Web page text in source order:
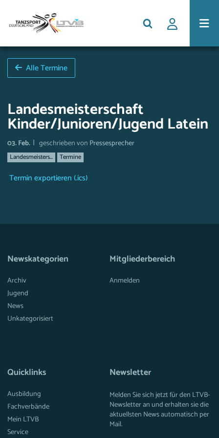
Alle Termine
Landesmeisterschaft
Kinder/Junioren/Jugend Latein
03. Feb. | geschrieben von Pressesprecher
Landesmeisters... Termine
Termin exportieren (.ics)
Newskategorien
Archiv
Jugend
News
Unkategorisiert
Mitgliederbereich
Anmelden
Quicklinks
Ausbildung
Fachverbände
Mein LTVB
Service
Newsletter
Melden Sie sich jetzt für den LTVB-
Newsletter an und erhalten sie die
aktuellsten News automatisch per
Mail.